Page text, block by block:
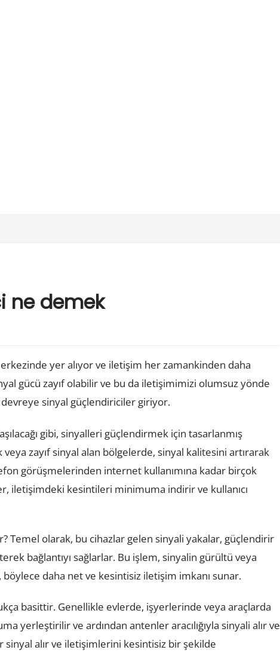
ne demek
yer alıyor ve iletişim her zamankinden daha
gücü zayıf olabilir ve bu da iletişimimizi olumsuz yönde
sinyal güçlendiriciler giriyor.
gibi, sinyalleri güçlendirmek için tasarlanmış
zayıf sinyal alan bölgelerde, sinyal kalitesini artırarak
görüşmelerinden internet kullanımına kadar birçok
iletişimdeki kesintileri minimuma indirir ve kullanıcı
Temel olarak, bu cihazlar gelen sinyali yakalar, güçlendirir
bağlantıyı sağlarlar. Bu işlem, sinyalin gürültü veya
daha net ve kesintisiz iletişim imkanı sunar.
basittir. Genellikle evlerde, işyerlerinde veya araçlarda
yerleştirilir ve ardından antenler aracılığıyla sinyali alır ve
sinyal alır ve iletişimlerini kesintisiz bir şekilde